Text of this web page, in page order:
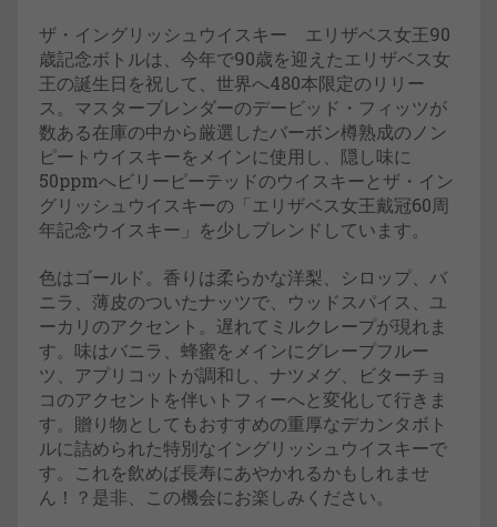
ザ・イングリッシュウイスキー エリザベス女王90
歳記念ボトルは、今年で90歳を迎えたエリザベス女
王の誕生日を祝して、世界へ480本限定のリリー
ス。マスターブレンダーのデービッド・フィッツが
数ある在庫の中から厳選したバーボン樽熟成のノン
ピートウイスキーをメインに使用し、隠し味に
50ppmへビリーピーテッドのウイスキーとザ・イン
グリッシュウイスキーの「エリザベス女王戴冠60周
年記念ウイスキー」を少しブレンドしています。
色はゴールド。香りは柔らかな洋梨、シロップ、バ
ニラ、薄皮のついたナッツで、ウッドスパイス、ユ
ーカリのアクセント。遅れてミルクレープが現れま
す。味はバニラ、蜂蜜をメインにグレープフルー
ツ、アプリコットが調和し、ナツメグ、ビターチョ
コのアクセントを伴いトフィーへと変化して行きま
す。贈り物としてもおすすめの重厚なデカンタボト
ルに詰められた特別なイングリッシュウイスキーで
す。これを飲めば長寿にあやかれるかもしれませ
ん！？是非、この機会にお楽しみください。